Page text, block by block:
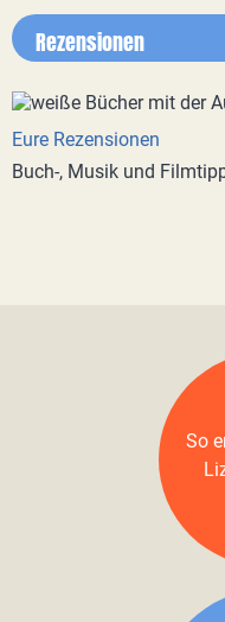
Rezensionen
Eure Rezensionen
Buch-, Musik und
So